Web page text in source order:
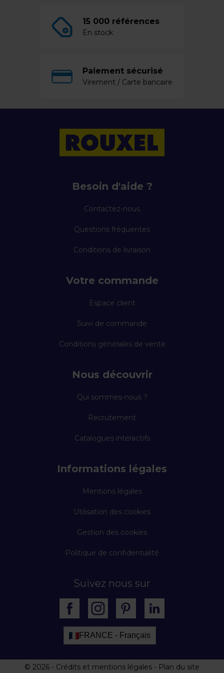
15 000 références
En stock
Paiement sécurisé
Virement / Carte bancaire
Besoin d'aide ?
Contactez-nous
Questions fréquentes
Conditions de livraison
Votre commande
Espace client
Suivi de commande
Conditions générales de vente
Nous découvrir
Qui sommes-nous ?
Recrutement
Catalogues interactifs
Informations légales
Mentions légales
Utilisation des cookies
Gestion des cookies
Politique de confidentialité
Suivez nous sur
FRANCE - Français
© 2026 - Crédits et mentions légales - Plan du site